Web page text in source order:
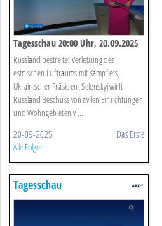
Tagesschau 20:00 Uhr, 20.09.2025
Russland bestreitet Verletzung des
estnischen Luftraums mit Kampfjets,
Ukrainischer Präsident Selenskyj wirft
Russland Beschuss von zivilen Einrichtungen
und Wohngebieten v ...
20-09-2025 Das Erste
Alle Folgen
Tagesschau